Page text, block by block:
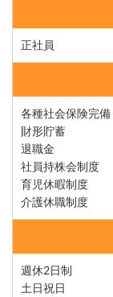
正社員
各種社会保険完
財形貯蓄
退職金
社員持株会制度
育児休暇制度
介護休職制度
週休2日制
土日祝日